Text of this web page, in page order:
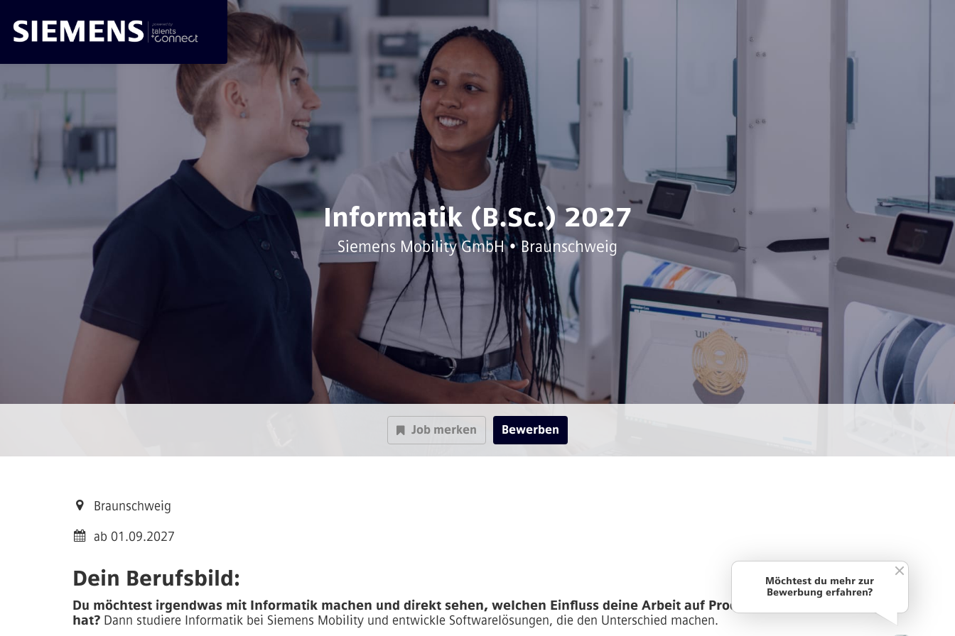
Informatik (B.Sc.) 2027
Siemens Mobility GmbH • Braunschweig
Job merken Bewerben
Braunschweig
ab 01.09.2027
Dein Berufsbild:
Du möchtest irgendwas mit Informatik machen und direkt sehen, welchen Einfluss deine Arbeit auf Produkte und Prozesse
hat? Dann studiere Informatik bei Siemens Mobility und entwickle Softwarelösungen, die den Unterschied machen.
Möchtest du mehr zur
Bewerbung erfahren?